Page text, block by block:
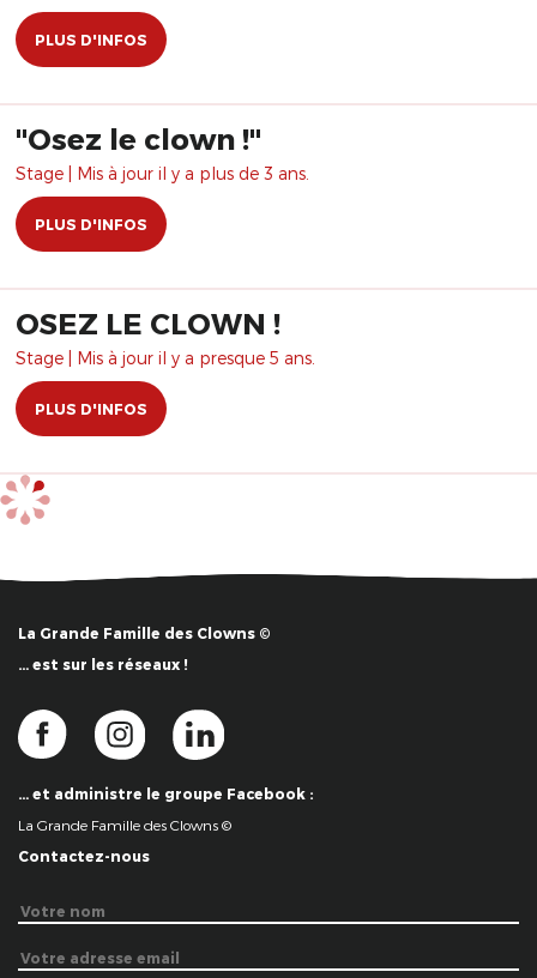
PLUS D'INFOS
"Osez le clown !"
Stage | Mis à jour il y a plus de 3 ans.
PLUS D'INFOS
OSEZ LE CLOWN !
Stage | Mis à jour il y a presque 5 ans.
PLUS D'INFOS
La Grande Famille des Clowns ©
… est sur les réseaux !
… et administre le groupe Facebook :
La Grande Famille des Clowns ©
Contactez-nous